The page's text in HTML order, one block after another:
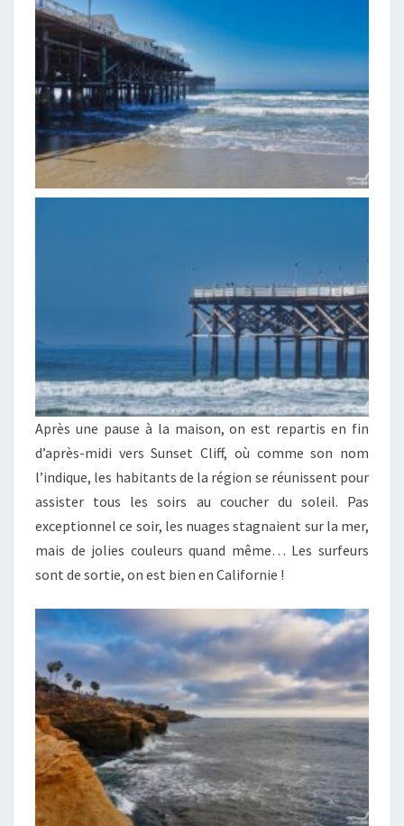
Après une pause à la maison, on est repartis en fin
d’après-midi vers Sunset Cliff, où comme son nom
l’indique, les habitants de la région se réunissent pour
assister tous les soirs au coucher du soleil. Pas
exceptionnel ce soir, les nuages stagnaient sur la mer,
mais de jolies couleurs quand même… Les surfeurs
sont de sortie, on est bien en Californie !